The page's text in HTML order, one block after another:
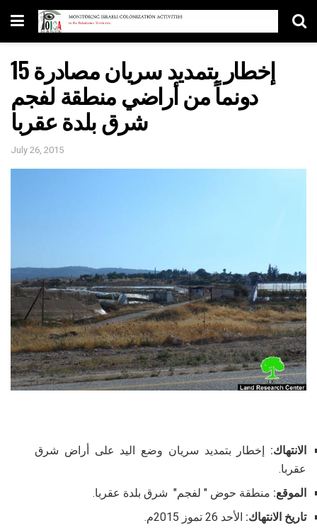
إخطار بتمديد سريان مصادرة 15
دونماً من أراضي منطقة لفجم
شرق بلدة عقربا
July 26, 2015
الانتهاك: إخطار بتمديد سريان وضع اليد على أراض شرق
عقربا.
الموقع: منطقة حوض " لفجم" شرق بلدة عقربا.
تاريخ الانتهاك: الأحد 26 تموز 2015م.